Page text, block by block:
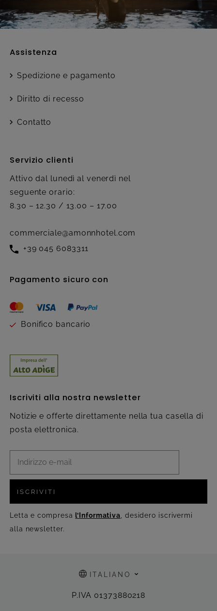
Assistenza
Spedizione e pagamento
Diritto di recesso
Contatto
Servizio clienti
Attivo dal lunedì al venerdì nel
seguente orario:
8.30 – 12.30 / 13.00 – 17.00
commerciale@amonnhotel.com
+39 045 6083311
Pagamento sicuro con
Bonifico bancario
Iscriviti alla nostra newsletter
Notizie e offerte direttamente nella tua casella di
posta elettronica.
ISCRIVITI
Letta e compresa l’Informativa , desidero iscrivermi
alla newsletter.
ITALIANO
P.IVA 01373880218